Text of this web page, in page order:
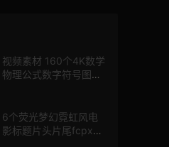
视频素材 160个4K数学
物理公式数字符号图标
6个荧光梦幻霓虹风电
影标题片头片尾fcpx插